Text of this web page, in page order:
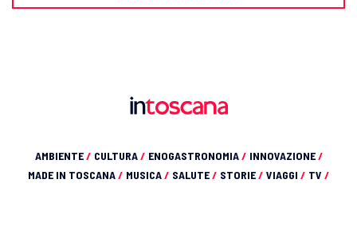
AMBIENTE/ CULTURA/ ENOGASTRONOMIA/ INNOVAZIONE/
MADE IN TOSCANA/ MUSICA/ SALUTE/ STORIE/ VIAGGI / TV /